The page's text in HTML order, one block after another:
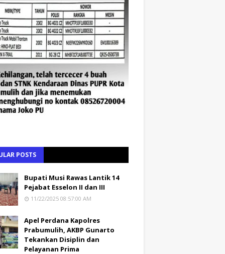
POSTS
Bupati Musi Rawas Lantik 14
Pejabat Esselon II dan III
11/22/2025 08:57:00 AM
Apel Perdana Kapolres
Prabumulih, AKBP Gunarto
Tekankan Disiplin dan
Pelayanan Prima